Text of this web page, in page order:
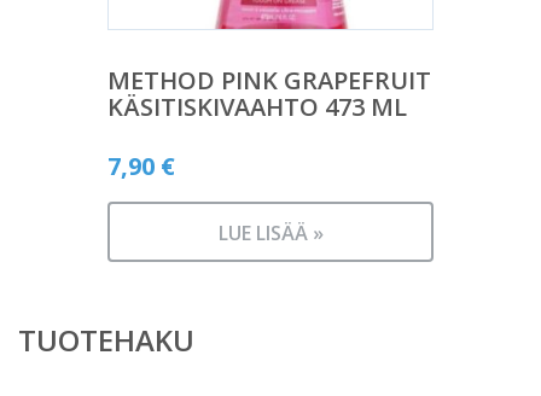
METHOD PINK GRAPEFRUIT
KÄSITISKIVAAHTO 473 ML
7,90 €
LUE LISÄÄ »
TUOTEHAKU